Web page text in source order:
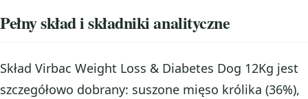
Pełny skład i składniki analityczne
Skład Virbac Weight Loss & Diabetes Dog 12Kg jest
szczegółowo dobrany: suszone mięso królika (36%),